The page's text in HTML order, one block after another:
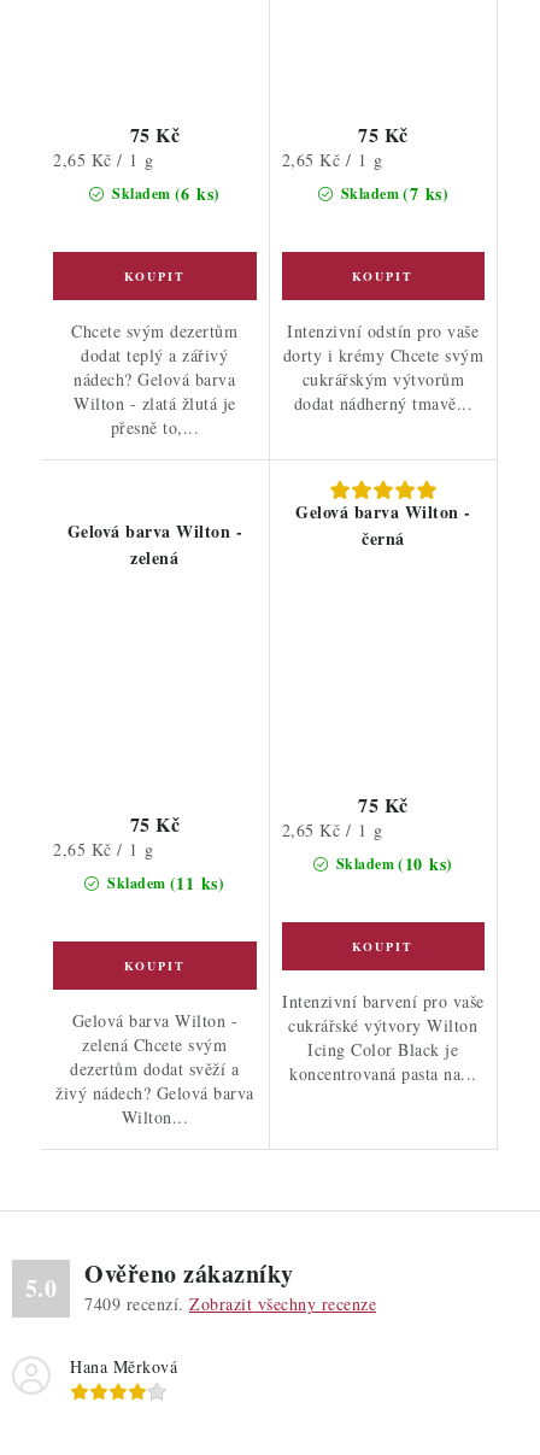
Skladem (6 ks)
75 Kč
Měrná
2,65 Kč / 1 g
Chcete svým dezertům
dodat teplý a zářivý
nádech? Gelová barva
Wilton - zlatá žlutá je
přesně to,...
Skladem(7 ks)
75 Kč
Měrná
2,65 Kč / 1 g
Intenzivní odstín pro vaše
dorty i krémy Chcete svým
cukrářským výtvorům
dodat nádherný tmavě...
Gelová barva Wilton -
zelená
Skladem (11 ks)
75 Kč
Měrná
cena:
2,65 Kč / 1 g
Gelová barva Wilton -
zelená Chcete svým
dezertům dodat svěží a
živý nádech? Gelová barva
Wilton...
Gelová barva Wilton -
černá
Skladem(10 ks)
75 Kč
Měrná
cena:
2,65 Kč / 1 g
Intenzivní barvení pro vaše
cukrářské výtvory Wilton
Icing Color Black je
koncentrovaná pasta na...
5.0 Ověřeno zákazníky
7409 recenzí. Zobrazit všechny recenze
Hana Měrková